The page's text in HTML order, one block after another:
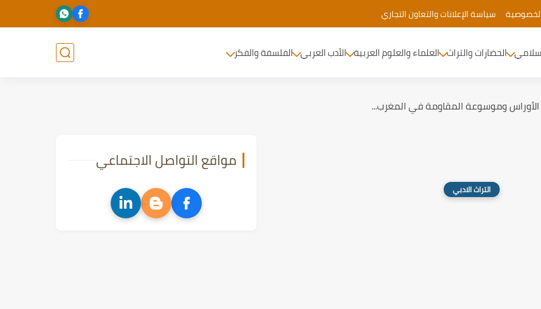
سياسة الإعلانات والتعاون التجاري
الحضارات والتراث العلماء والعلوم العربية الأدب العربي الفلسفة والفكر
وموسوعة المقاومة في المغرب...
التراث الادبي
مواقع التواصل الاجتماعي